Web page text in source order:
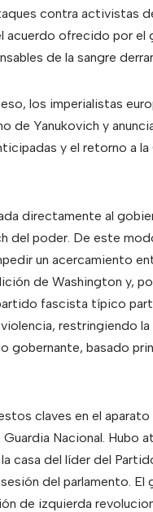
contra activistas
ofrecido por el
de la sangre
los imperialistas
Yanukovich y
y el retorno a
directamente al
del poder. De este
un acercamiento
de Washington y,
fascista típico
restringiendo la
basado
claves en el
Nacional. Hubo
casa del líder del
del parlamento.
de izquierda